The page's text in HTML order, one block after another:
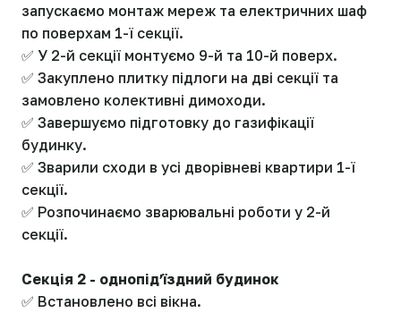
запускаємо монтаж мереж та електричних шаф
по поверхам 1-ї секції.
✅ У 2-й секції монтуємо 9-й та 10-й поверх.
✅ Закуплено плитку підлоги на дві секції та
замовлено колективні димоходи.
✅ Завершуємо підготовку до газифікації
будинку.
✅ Зварили сходи в усі дворівневі квартири 1-ї
секції.
✅ Розпочинаємо зварювальні роботи у 2-й
секції.
Секція 2 - однопідʼїздний будинок
✅ Встановлено всі вікна.